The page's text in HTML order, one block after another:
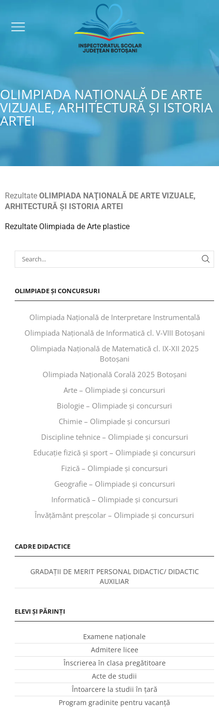
OLIMPIADA NAŢIONALĂ DE ARTE
VIZUALE, ARHITECTURĂ ȘI ISTORIA
ARTEI
Rezultate OLIMPIADA NAŢIONALĂ DE ARTE VIZUALE,
ARHITECTURĂ ȘI ISTORIA ARTEI
Rezultate Olimpiada de Arte plastice
OLIMPIADE ȘI CONCURSURI
Olimpiada Națională de Interpretare Instrumentală
Olimpiada Națională de Informatică cl. V-VIII Botoșani
Olimpiada Națională de Matematică cl. IX-XII 2025
Botoșani
Olimpiada Națională Corală 2025 Botoșani
Arte – Olimpiade și concursuri
Biologie – Olimpiade și concursuri
Chimie – Olimpiade și concursuri
Discipline tehnice – Olimpiade și concursuri
Educaţie fizică şi sport – Olimpiade și concursuri
Fizică – Olimpiade și concursuri
Geografie – Olimpiade și concursuri
Informatică – Olimpiade și concursuri
Învăţământ preşcolar – Olimpiade și concursuri
CADRE DIDACTICE
GRADAȚII DE MERIT PERSONAL DIDACTIC/ DIDACTIC
AUXILIAR
ELEVI ȘI PĂRINȚI
Examene naționale
Admitere licee
Înscrierea în clasa pregătitoare
Acte de studii
Întoarcere la studii în ţară
Program gradinite pentru vacanţă